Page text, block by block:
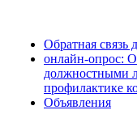
Обратная связь
онлайн-опрос:
должностными
профилактике
Объявления